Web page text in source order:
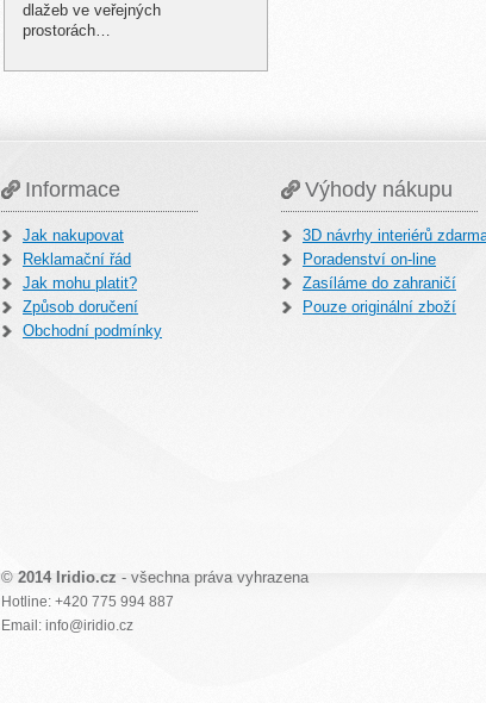
dlažeb ve veřejných
prostorách…
Informace
Jak nakupovat
Reklamační řád
Jak mohu platit?
Způsob doručení
Obchodní podmínky
Výhody nákupu
3D návrhy interiérů
Poradenství on-line
Zasíláme do zahraničí
Pouze originální zboží
© 2014 Iridio.cz - všechna práva vyhrazena
Hotline: +420 775 994 887
Email: info@iridio.cz